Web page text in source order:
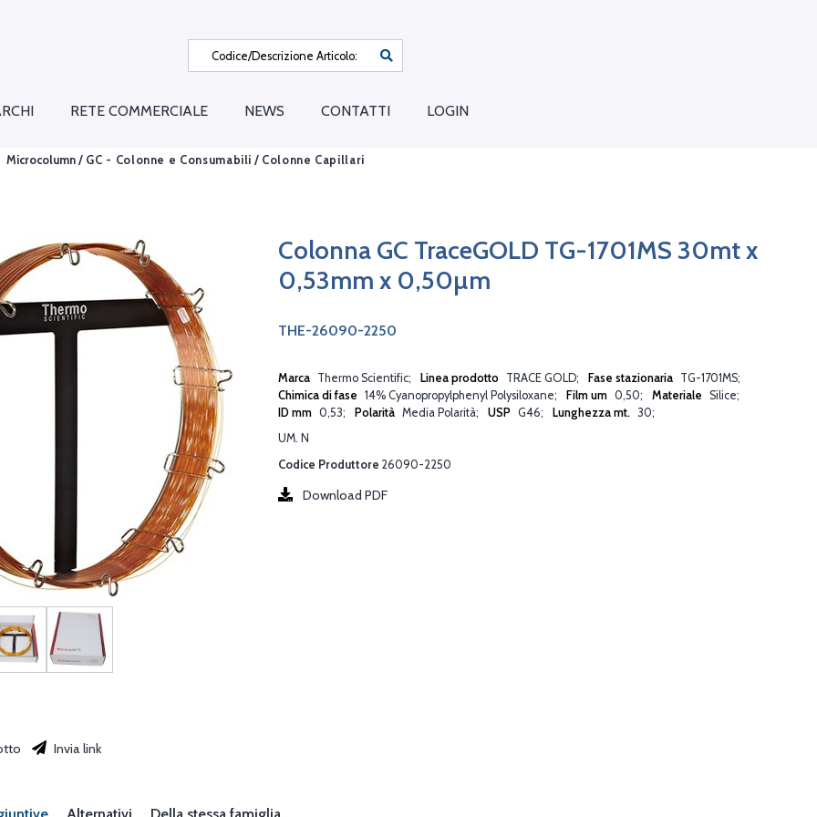
RETE COMMERCIALE NEWS CONTATTI LOGIN
Microcolumn / GC - Colonne e Consumabili / Colonne Capillari
Colonna GC TraceGOLD TG-1701MS 30mt x
0,53mm x 0,50µm
THE-26090-2250
Marca Thermo Scientific Linea prodotto TRACE GOLD Fase stazionaria TG-1701MS
Chimica di fase 14% Cyanopropylphenyl Polysiloxane Film um 0,50 Materiale Silice
ID mm 0,53 Polarità Media Polarità USP G46 Lunghezza mt. 30
UM. N
Download PDF
Codice Produttore 26090-2250
Invia link